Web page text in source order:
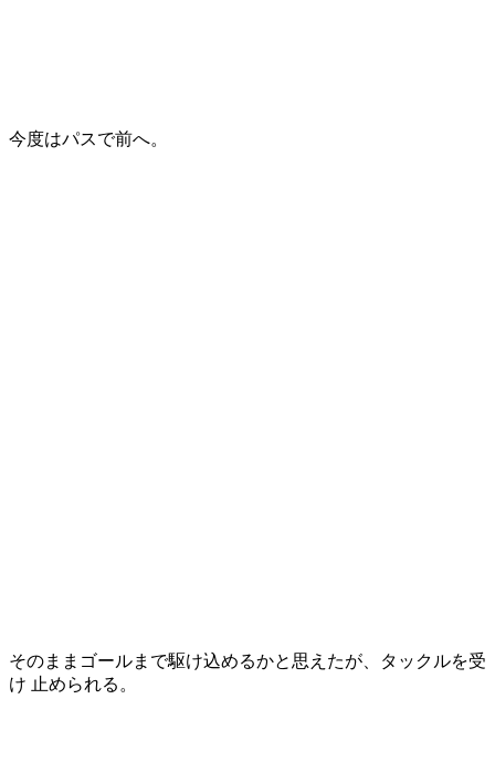
今度はパスで前へ。
そのままゴールまで駆け込めるかと思えたが、タックルを受
け 止められる。